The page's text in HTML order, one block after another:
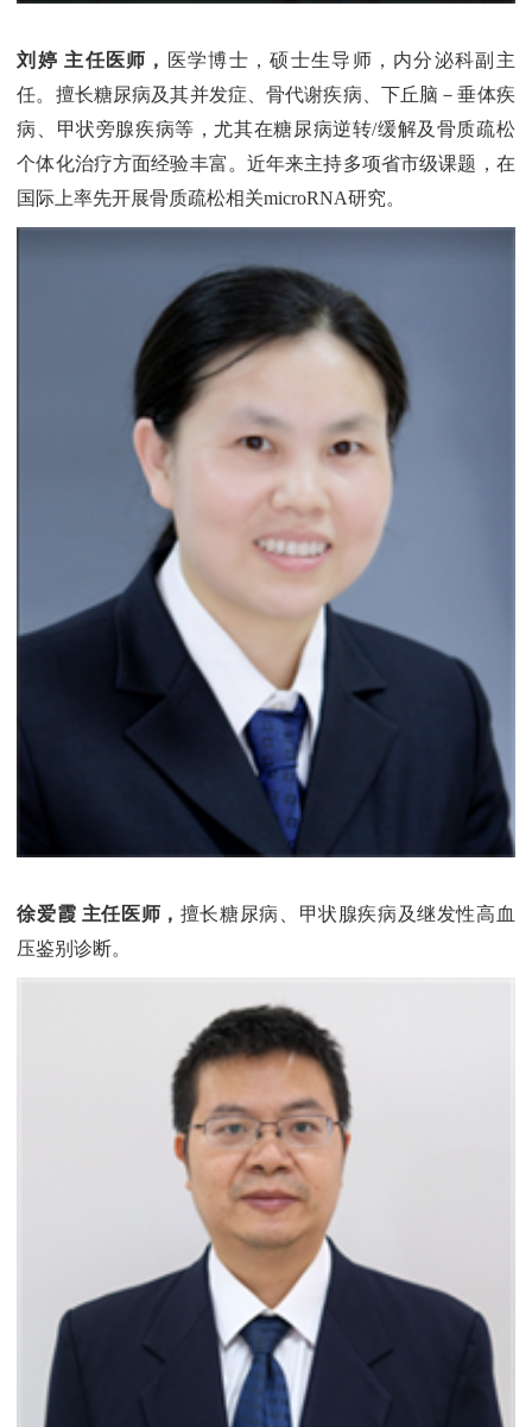
刘婷 主任医师， 医学博士，硕士生导师，内分泌科副主
任。擅长糖尿病及其并发症、骨代谢疾病、下丘脑－垂体疾
病、甲状旁腺疾病等，尤其在糖尿病逆转/缓解及骨质疏松
个体化治疗方面经验丰富。近年来主持多项省市级课题，在
国际上率先开展骨质疏松相关microRNA研究。
徐爱霞 主任医师， 擅长糖尿病、甲状腺疾病及继发性高血
压鉴别诊断。